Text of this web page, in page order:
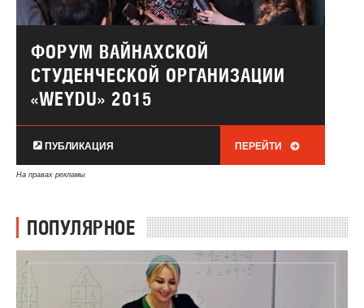
ФОРУМ ВАЙНАХСКОЙ
СТУДЕНЧЕСКОЙ ОРГАНИЗАЦИИ
«WEYDU» 2015
ПУБЛИКАЦИЯ ПЕРЕЙТИ
На правах рекламы
ПОПУЛЯРНОЕ